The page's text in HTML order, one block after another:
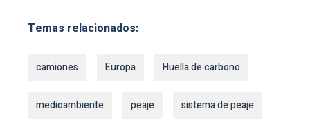
Temas relacionados:
camiones Europa Huella de carbono
medioambiente peaje sistema de peaje